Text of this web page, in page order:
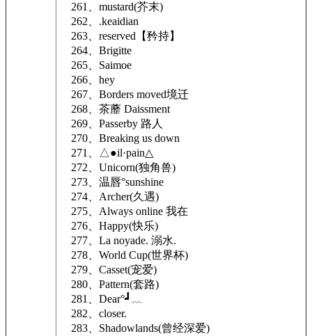
261、mustard(芥末)
262、.keaidian
263、reserved【矜持】
264、Brigitte
265、Saimoe
266、hey
267、Borders moved境迁
268、茶蘼 Daissment
269、Passerby 路人
270、Breaking us down
271、△●il·pain△
272、Unicorn(独角兽)
273、温唇°sunshine
274、Archer(久遇)
275、Always online 我在
276、Happy(快乐)
277、La noyade. 溺水.
278、World Cup(世界杯)
279、Casset(宠爱)
280、Pattern(套路)
281、Dear°┛﹏
282、closer.
283、Shadowlands(曾经深爱)